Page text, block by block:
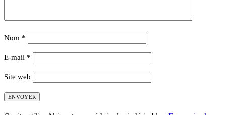
Nom *
E-mail *
Site web